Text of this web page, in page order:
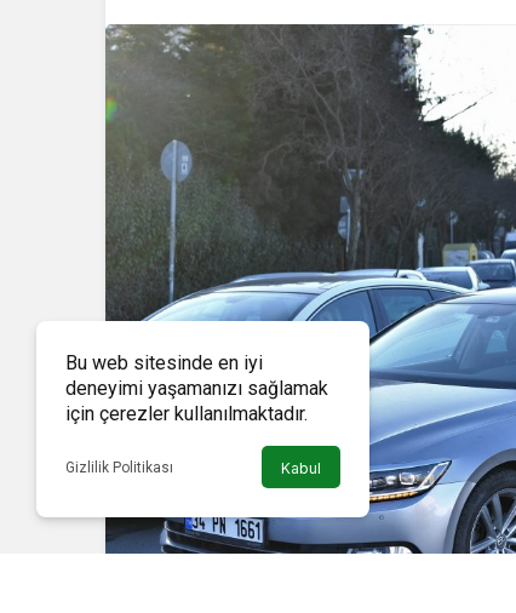
Bu web sitesinde en iyi
deneyimi yaşamanızı sağlamak
için çerezler kullanılmaktadır.
Gizlilik Politikası Kabul